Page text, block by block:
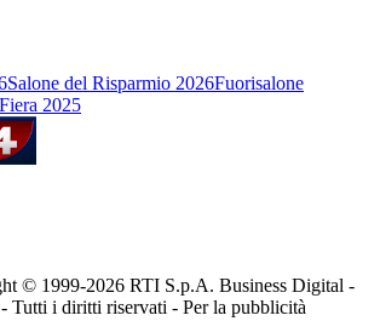
Salone del Risparmio 2026Fuorisalone
2025
© 1999-2026 RTI S.p.A. Business Digital -
Tutti i diritti riservati - Per la pubblicità